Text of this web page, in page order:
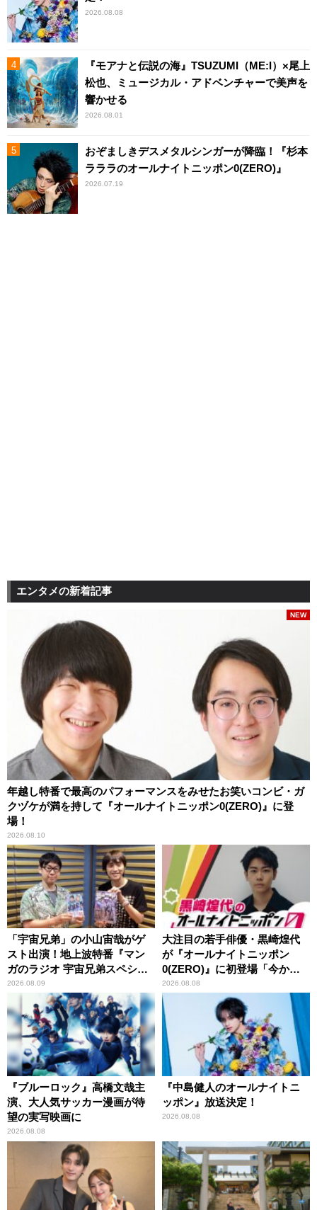
2026.08.08
『モアナと伝説の海』TSUZUMI（ME:I）×尾上
松也、ミュージカル・アドベンチャーで美声を
響かせる
2026.08.01
おぞましきデスメタルシンガーが降臨！『杉本
ラララのオールナイトニッポン0(ZERO)』
2026.07.19
エンタメの新着記事
年越し特番で最高のパフォーマンスをみせたお笑いコンビ・ガ
クヅケが満を持して『オールナイトニッポン0(ZERO)』に登
場！
2026.08.10
NEW
「宇宙兄弟」の小山宙哉がゲ
スト出演！地上波特番『マン
ガのラジオ 宇宙兄弟スペシャ
ル 』
2026.08.09
大注目の若手俳優・黒崎煌代
が『オールナイトニッポン
0(ZERO)』に初登場「今から
とてもワクワクしておりま
す！」
2026.08.08
『ブルーロック』高橋文哉主
演、大人気サッカー漫画が待
望の実写映画に
2026.08.08
『中島健人のオールナイトニ
ッポン』放送決定！
2026.08.08